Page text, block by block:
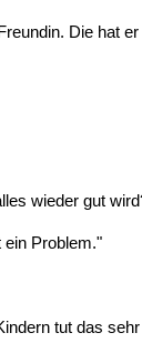
Die hat
wieder gut
ein Problem."
tut das